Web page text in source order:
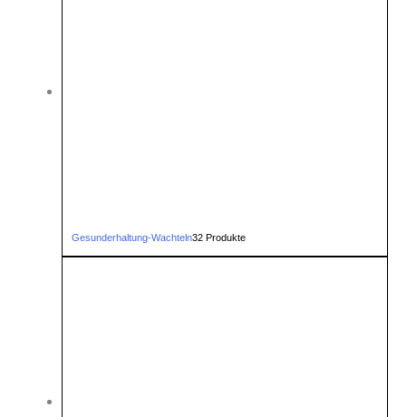
Gesunderhaltung-Wachteln32 Produkte